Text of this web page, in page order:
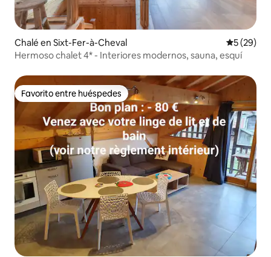
Chalé en Sixt-Fer-à-Cheval
5 (29)
Hermoso chalet 4* - Interiores modernos, sauna, esquí
Favorito entre huéspedes
Favorito entre huéspedes